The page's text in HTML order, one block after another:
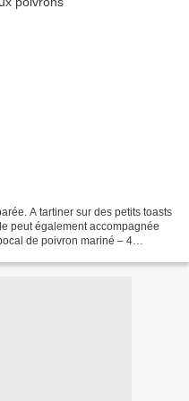
A tartiner sur des petits toasts
peut également accompagnée
de poivron mariné – 4